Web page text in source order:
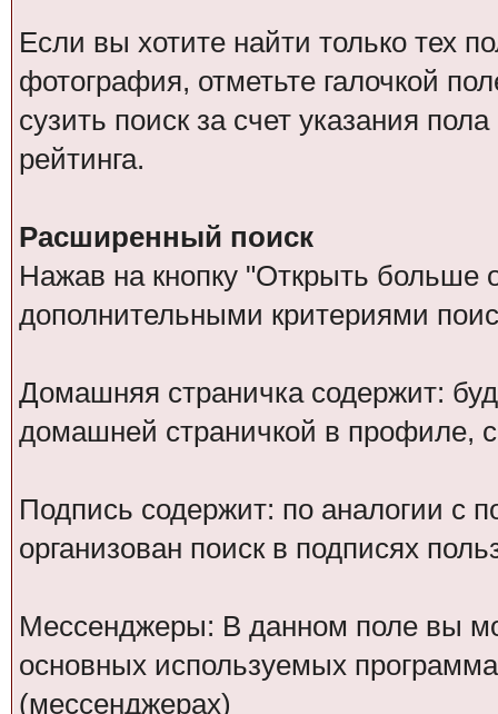
Если вы хотите найти только тех
фотография, отметьте галочкой
сузить поиск за счет указания
рейтинга.
Расширенный поиск
Нажав на кнопку "Открыть больше
дополнительными критериями
Домашняя страничка содержит:
домашней страничкой в профиле,
Подпись содержит: по аналогии с
организован поиск в подписях
Мессенджеры: В данном поле вы
основных используемых
(мессенджерах)